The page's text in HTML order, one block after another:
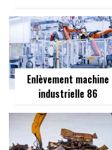
Enlèvement machine
industrielle 86